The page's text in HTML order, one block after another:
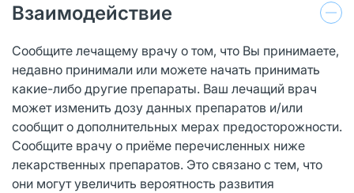
Взаимодействие
Сообщите лечащему врачу о том, что Вы принимаете,
недавно принимали или можете начать принимать
какие-либо другие препараты. Ваш лечащий врач
может изменить дозу данных препаратов и/или
сообщит о дополнительных мерах предосторожности.
Сообщите врачу о приёме перечисленных ниже
лекарственных препаратов. Это связано с тем, что
они могут увеличить вероятность развития